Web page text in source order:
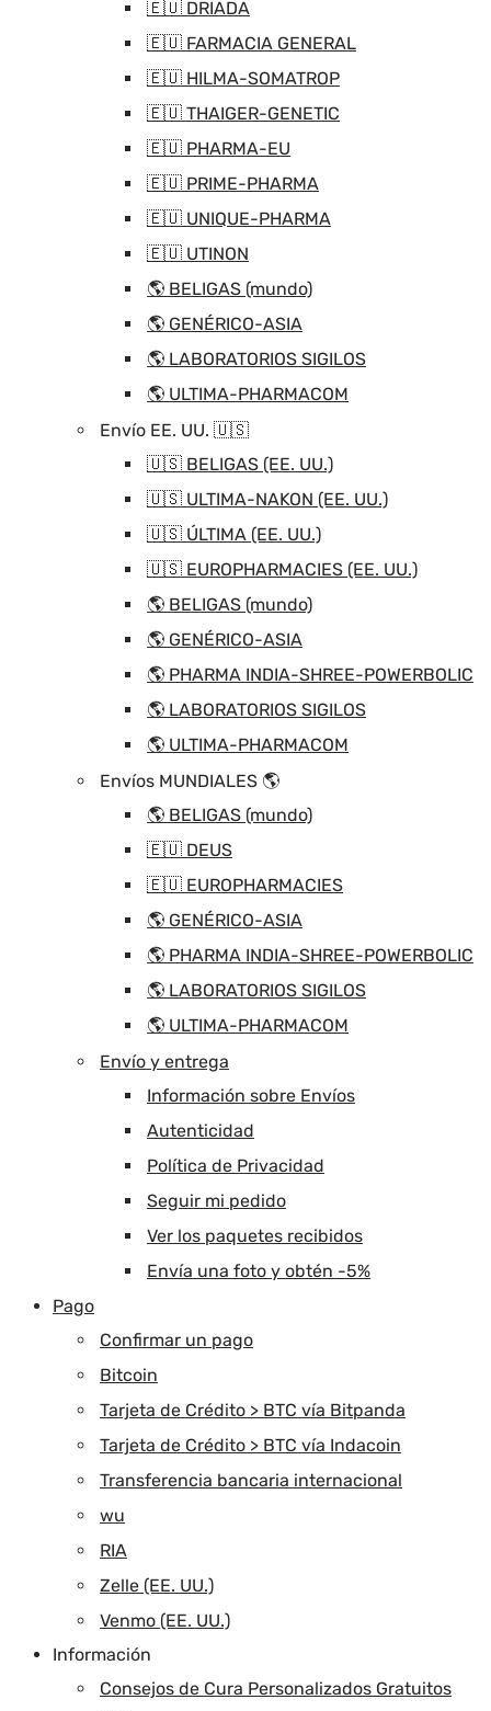
🇪🇺 DRIADA
🇪🇺 FARMACIA GENERAL
🇪🇺 HILMA-SOMATROP
🇪🇺 THAIGER-GENETIC
🇪🇺 PHARMA-EU
🇪🇺 PRIME-PHARMA
🇪🇺 UNIQUE-PHARMA
🇪🇺 UTINON
🌎 BELIGAS (mundo)
🌎 GENÉRICO-ASIA
🌎 LABORATORIOS SIGILOS
🌎 ULTIMA-PHARMACOM
Envío EE. UU. 🇺🇸
🇺🇸 BELIGAS (EE. UU.)
🇺🇸 ULTIMA-NAKON (EE. UU.)
🇺🇸 ÚLTIMA (EE. UU.)
🇺🇸 EUROPHARMACIES (EE. UU.)
🌎 BELIGAS (mundo)
🌎 GENÉRICO-ASIA
🌎 PHARMA INDIA-SHREE-POWERBOLIC
🌎 LABORATORIOS SIGILOS
🌎 ULTIMA-PHARMACOM
Envíos MUNDIALES 🌎
🌎 BELIGAS (mundo)
🇪🇺 DEUS
🇪🇺 EUROPHARMACIES
🌎 GENÉRICO-ASIA
🌎 PHARMA INDIA-SHREE-POWERBOLIC
🌎 LABORATORIOS SIGILOS
🌎 ULTIMA-PHARMACOM
Envío y entrega
Información sobre Envíos
Autenticidad
Política de Privacidad
Seguir mi pedido
Ver los paquetes recibidos
Envía una foto y obtén -5%
Pago
Confirmar un pago
Bitcoin
Tarjeta de Crédito > BTC vía Bitpanda
Tarjeta de Crédito > BTC vía Indacoin
Transferencia bancaria internacional
wu
RIA
Zelle (EE. UU.)
Venmo (EE. UU.)
Información
Consejos de Cura Personalizados Gratuitos